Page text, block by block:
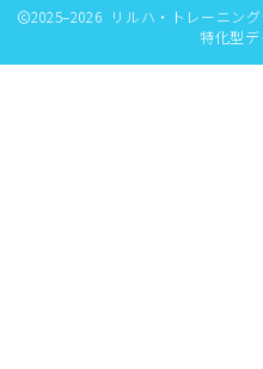
2025–2026 リルハ・トレーニン
特化型